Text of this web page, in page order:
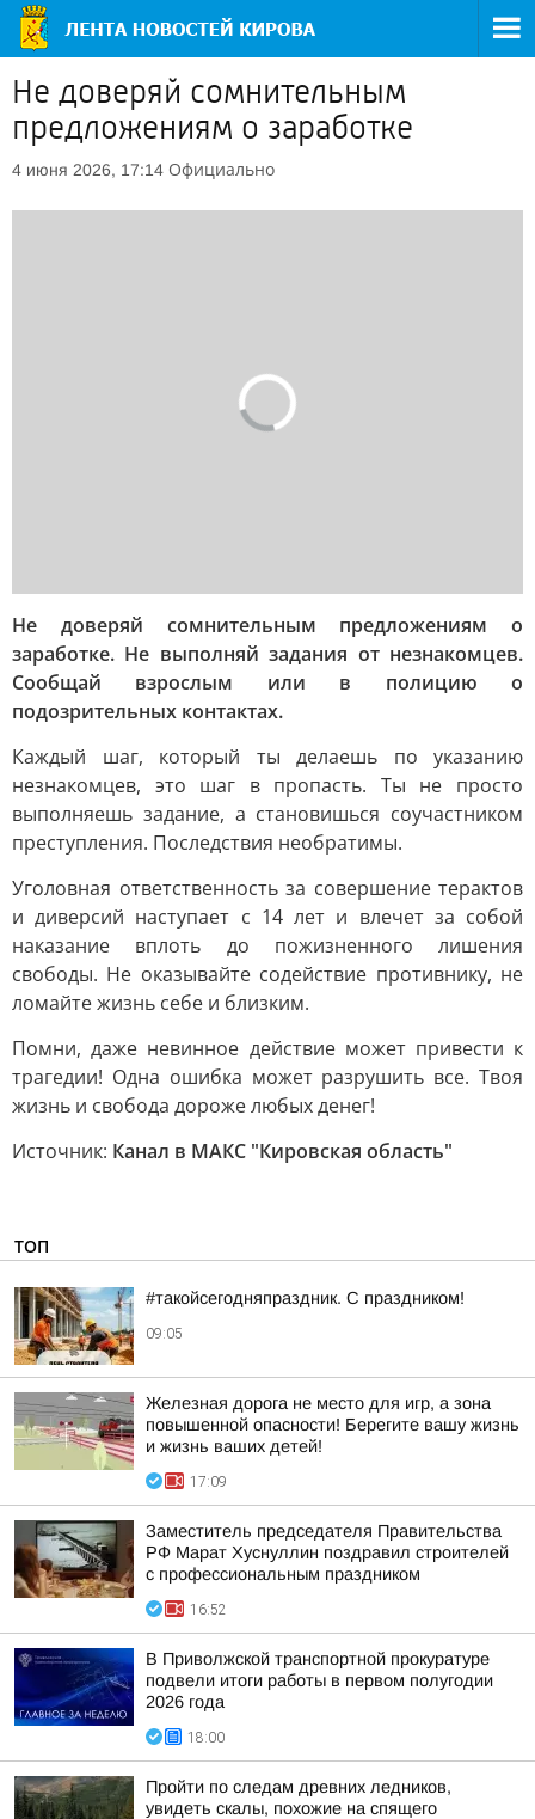
Не доверяй сомнительным
предложениям о заработке
4 июня 2026, 17:14 Официально
Не доверяй сомнительным предложениям о
заработке. Не выполняй задания от незнакомцев.
Сообщай взрослым или в полицию о
подозрительных контактах.
Каждый шаг, который ты делаешь по указанию
незнакомцев, это шаг в пропасть. Ты не просто
выполняешь задание, а становишься соучастником
преступления. Последствия необратимы.
Уголовная ответственность за совершение терактов
и диверсий наступает с 14 лет и влечет за собой
наказание вплоть до пожизненного лишения
свободы. Не оказывайте содействие противнику, не
ломайте жизнь себе и близким.
Помни, даже невинное действие может привести к
трагедии! Одна ошибка может разрушить все. Твоя
жизнь и свобода дороже любых денег!
Источник: Канал в МАКС "Кировская область"
ТОП
#такойсегодняпраздник. С праздником!
09:05
Железная дорога не место для игр, а зона
повышенной опасности! Берегите вашу жизнь
и жизнь ваших детей!
17:09
Заместитель председателя Правительства
РФ Марат Хуснуллин поздравил строителей
с профессиональным праздником
16:52
В Приволжской транспортной прокуратуре
подвели итоги работы в первом полугодии
2026 года
18:00
Пройти по следам древних ледников,
увидеть скалы, похожие на спящего